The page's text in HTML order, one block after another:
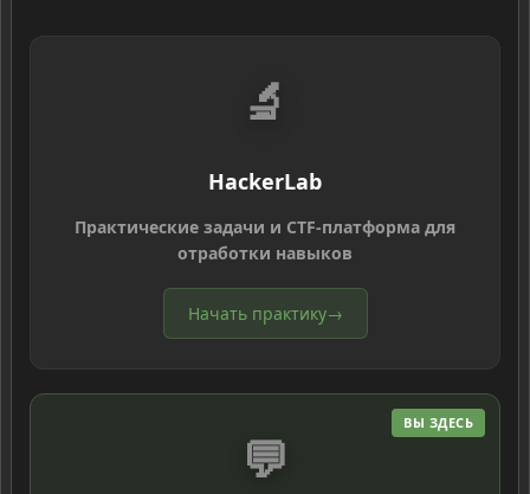
🔬
HackerLab
Практические задачи и CTF-платформа для
отработки навыков
Начать практику→
ВЫ ЗДЕСЬ
💬